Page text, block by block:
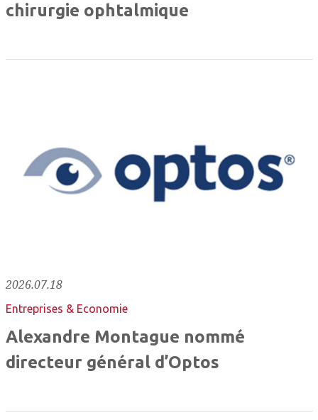
chirurgie ophtalmique
2026.07.18
Entreprises & Economie
Alexandre Montague nommé
directeur général d’Optos